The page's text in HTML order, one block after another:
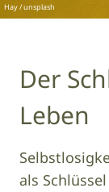
Hay / unsplash
Der
Leben
als